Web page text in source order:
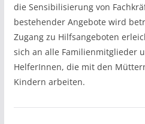
die Sensibilisierung von
bestehender Angebote wird
Zugang zu Hilfsangeboten
sich an alle Familienmitglieder
HelferInnen, die mit den
Kindern arbeiten.